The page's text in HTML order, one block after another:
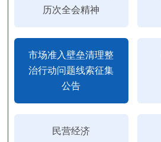
历次全会精神
市场准入壁垒清理整
治行动问题线索征集
公告
民营经济